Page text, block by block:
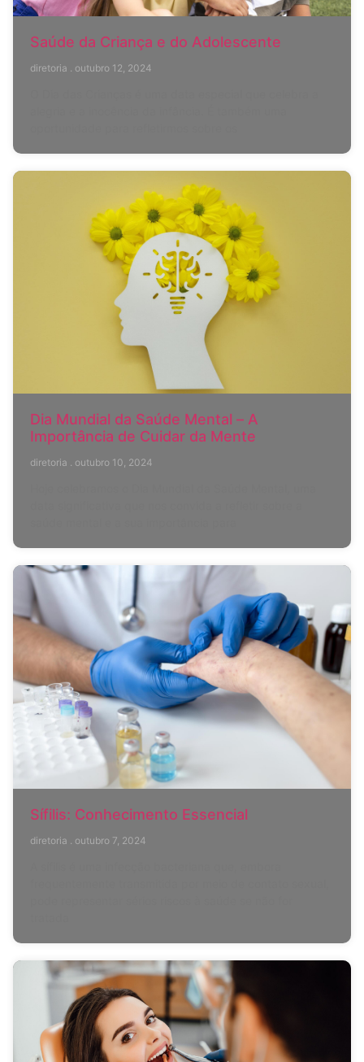
Saúde da Criança e do Adolescente
diretoria outubro 12, 2024
Dia Mundial da Saúde Mental – A
Importância de Cuidar da Mente
diretoria outubro 10, 2024
Sífilis: Conhecimento Essencial
diretoria outubro 7, 2024